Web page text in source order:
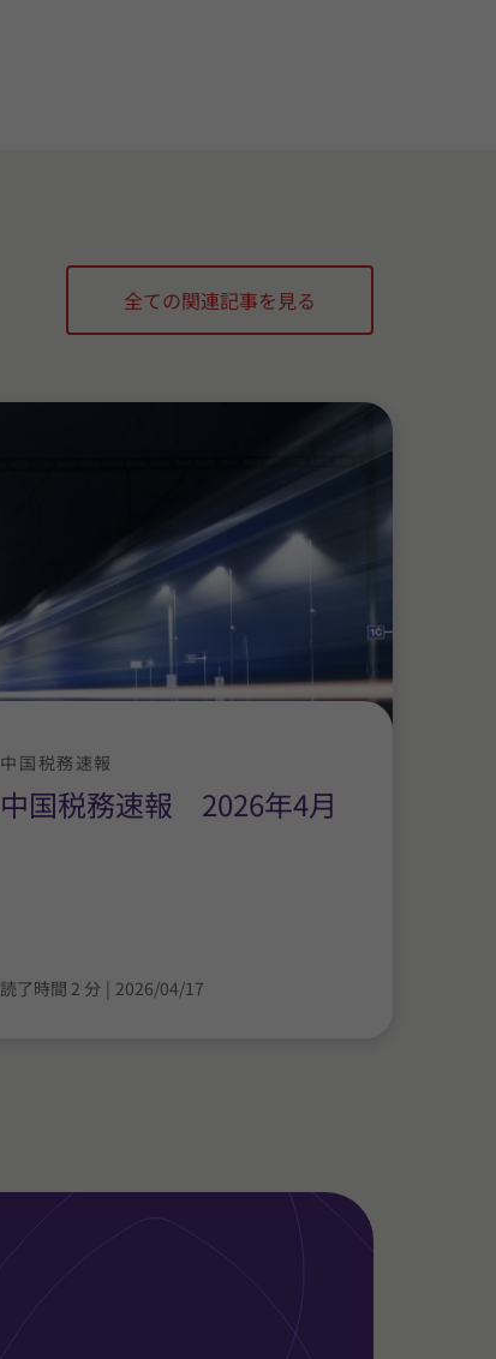
全ての関連記事を見る
中国税務速報 2026年4月
中国税務速報
読了時間 2 分 | 2026/04/17